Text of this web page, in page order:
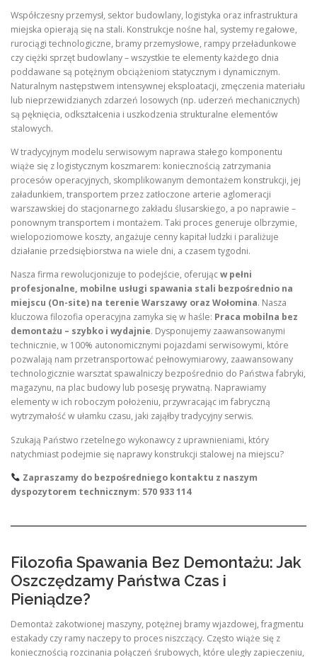
Współczesny przemysł, sektor budowlany, logistyka oraz infrastruktura
miejska opierają się na stali. Konstrukcje nośne hal, systemy regałowe,
rurociągi technologiczne, bramy przemysłowe, rampy przeładunkowe
czy ciężki sprzęt budowlany – wszystkie te elementy każdego dnia
poddawane są potężnym obciążeniom statycznym i dynamicznym.
Naturalnym następstwem intensywnej eksploatacji, zmęczenia materiału
lub nieprzewidzianych zdarzeń losowych (np. uderzeń mechanicznych)
są pęknięcia, odkształcenia i uszkodzenia strukturalne elementów
stalowych.
W tradycyjnym modelu serwisowym naprawa stałego komponentu
wiąże się z logistycznym koszmarem: koniecznością zatrzymania
procesów operacyjnych, skomplikowanym demontażem konstrukcji, jej
załadunkiem, transportem przez zatłoczone arterie aglomeracji
warszawskiej do stacjonarnego zakładu ślusarskiego, a po naprawie –
ponownym transportem i montażem. Taki proces generuje olbrzymie,
wielopoziomowe koszty, angażuje cenny kapitał ludzki i paraliżuje
działanie przedsiębiorstwa na wiele dni, a czasem tygodni.
Nasza firma rewolucjonizuje to podejście, oferującw pełni
profesjonalne, mobilne usługi spawania stali bezpośrednio na
miejscu (On-site) na terenie Warszawy oraz Wołomina. Nasza
kluczowa filozofia operacyjna zamyka się w haśle: Praca mobilna bez
demontażu – szybko i wydajnie. Dysponujemy zaawansowanymi
technicznie, w 100% autonomicznymi pojazdami serwisowymi, które
pozwalają nam przetransportować pełnowymiarowy, zaawansowany
technologicznie warsztat spawalniczy bezpośrednio do Państwa fabryki,
magazynu, na plac budowy lub posesję prywatną. Naprawiamy
elementy w ich roboczym położeniu, przywracając im fabryczną
wytrzymałość w ułamku czasu, jaki zająłby tradycyjny serwis.
Szukają Państwo rzetelnego wykonawcy z uprawnieniami, który
natychmiast podejmie się naprawy konstrukcji stalowej na miejscu?
Zapraszamy do bezpośredniego kontaktu z naszym
dyspozytorem technicznym: 570 933 114
Filozofia Spawania Bez Demontażu: Jak
Oszczędzamy Państwa Czas i
Pieniądze?
Demontaż zakotwionej maszyny, potężnej bramy wjazdowej, fragmentu
estakady czy ramy naczepy to proces niszczący. Często wiąże się z
koniecznością rozcinania połączeń śrubowych, które uległy zapieczeniu,